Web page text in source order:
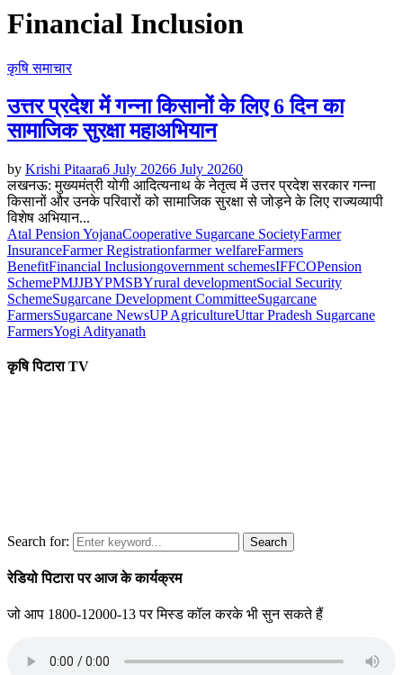
Financial Inclusion
कृषि समाचार
उत्तर प्रदेश में गन्ना किसानों के लिए 6 दिन का
सामाजिक सुरक्षा महाअभियान
by Krishi Pitaara6 July 20266 July 20260
लखनऊ: मुख्यमंत्री योगी आदित्यनाथ के नेतृत्व में उत्तर प्रदेश सरकार गन्ना
किसानों और उनके परिवारों को सामाजिक सुरक्षा से जोड़ने के लिए राज्यव्यापी
विशेष अभियान...
Atal Pension YojanaCooperative Sugarcane SocietyFarmer
InsuranceFarmer Registrationfarmer welfareFarmers
BenefitFinancial Inclusiongovernment schemesIFFCOPension
SchemePMJJBYPMSBYrural developmentSocial Security
SchemeSugarcane Development CommitteeSugarcane
FarmersSugarcane NewsUP AgricultureUttar Pradesh Sugarcane
FarmersYogi Adityanath
कृषि पिटारा TV
Search for: Search
रेडियो पिटारा पर आज के कार्यक्रम
जो आप 1800-12000-13 पर मिस्ड कॉल करके भी सुन सकते हैं